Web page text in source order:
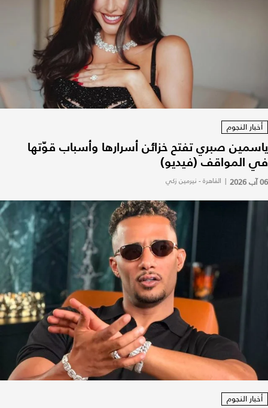
أخبار النجوم
ياسمين صبري تفتح خزائن أسرارها وأسباب قوّتها
في المواقف (فيديو)
06 آب 2026 | القاهرة - نيرمين زكي
أخبار النجوم